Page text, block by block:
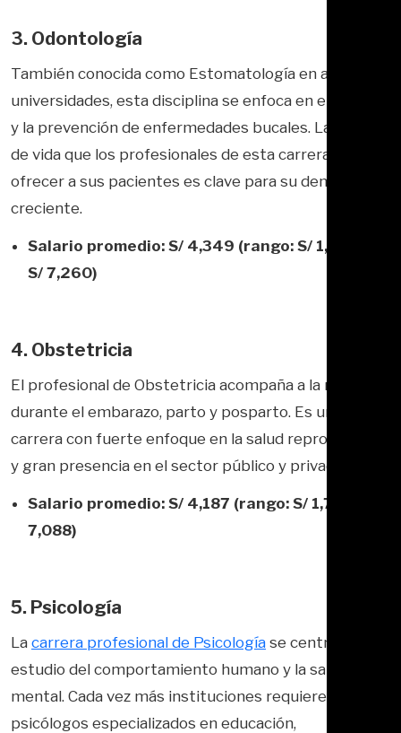
3. Odontología
También conocida como Estomatología en algunas
universidades, esta disciplina se enfoca en el cuidado
y la prevención de enfermedades bucales. La calidad
de vida que los profesionales de esta carrera pueden
ofrecer a sus pacientes es clave para su demanda
creciente.
Salario promedio: S/ 4,349 (rango: S/ 1,025 –
S/ 7,260)
4. Obstetricia
El profesional de Obstetricia acompaña a la mujer
durante el embarazo, parto y posparto. Es una
carrera con fuerte enfoque en la salud reproductiva
y gran presencia en el sector público y privado.
Salario promedio: S/ 4,187 (rango: S/ 1,793 – S/
7,088)
5. Psicología
La carrera profesional de Psicología se centra en el
estudio del comportamiento humano y la salud
mental. Cada vez más instituciones requieren
psicólogos especializados en educación,